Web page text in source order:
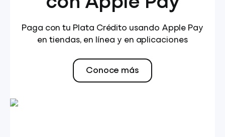
Paga con tu Plata Crédito usando Apple Pay
en tiendas, en línea y en aplicaciones
Conoce más